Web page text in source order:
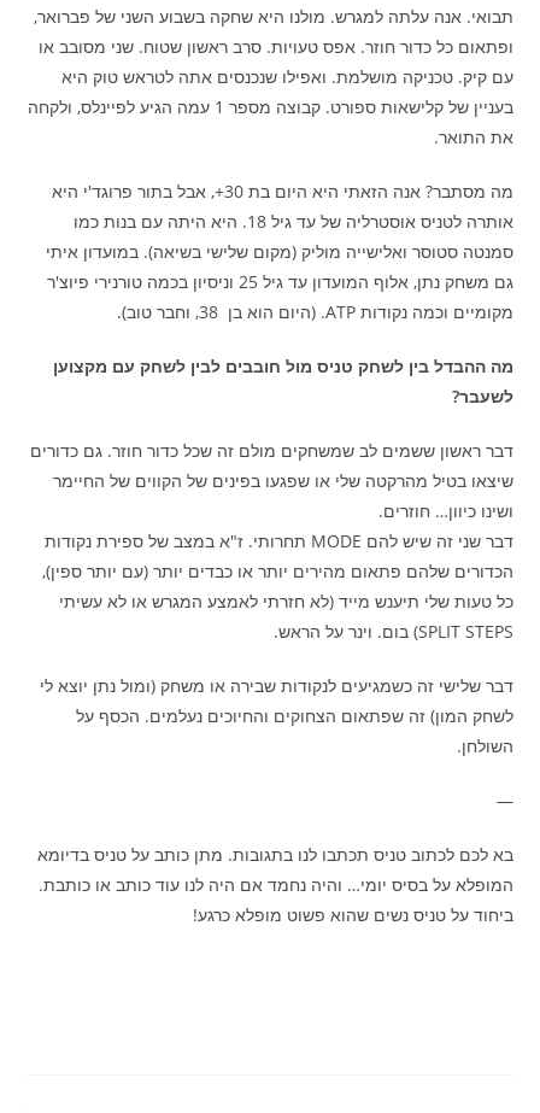
תבואי. אנה עלתה למגרש. מולנו היא שחקה בשבוע השני של פברואר,
ופתאום כל כדור חוזר. אפס טעויות. סרב ראשון שטוח. שני מסובב או
עם קיק. טכניקה מושלמת. ואפילו שנכנסים אתה לטראש טוק היא
בעניין של קלישאות ספורט. קבוצה מספר 1 עמה הגיע לפיינלס, ולקחה
את התואר.
מה מסתבר? אנה הזאתי היא היום בת 30+, אבל בתור פרוגד'י היא
אותרה לטניס אוסטרליה של עד גיל 18. היא היתה עם בנות כמו
סמנטה סטוסר ואלישייה מוליק (מקום שלישי בשיאה). במועדון איתי
גם משחק נתן, אלוף המועדון עד גיל 25 וניסיון בכמה טורנירי פיוצ'ר
מקומיים וכמה נקודות ATP. (היום הוא בן 38, וחבר טוב).
מה ההבדל בין לשחק טניס מול חובבים לבין לשחק עם מקצוען
לשעבר?
דבר ראשון ששמים לב שמשחקים מולם זה שכל כדור חוזר. גם כדורים
שיצאו בטיל מהרקטה שלי או שפגעו בפינים של הקווים של החיימר
ושינו כיוון… חוזרים.
דבר שני זה שיש להם MODE תחרותי. ז"א במצב של ספירת נקודות
הכדורים שלהם פתאום מהירים יותר או כבדים יותר (עם יותר ספין),
כל טעות שלי תיענש מייד (לא חזרתי לאמצע המגרש או לא עשיתי
SPLIT STEPS) בום. וינר על הראש.
דבר שלישי זה כשמגיעים לנקודות שבירה או משחק (ומול נתן יוצא לי
לשחק המון) זה שפתאום הצחוקים והחיוכים נעלמים. הכסף על
השולחן.
—
בא לכם לכתוב טניס תכתבו לנו בתגובות. מתן כותב על טניס בדיומא
המופלא על בסיס יומי… והיה נחמד אם היה לנו עוד כותב או כותבת.
ביחוד על טניס נשים שהוא פשוט מופלא כרגע!